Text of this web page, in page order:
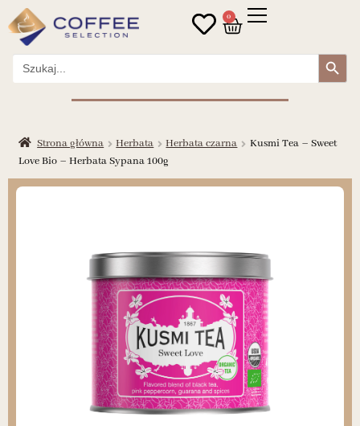
0
Search
for:
Search Button
Strona główna Herbata Herbata czarna
Kusmi Tea – Sweet
Love Bio – Herbata Sypana 100g